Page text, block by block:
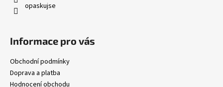
opaskujse
Informace pro vás
Obchodní podmínky
Doprava a platba
Hodnocení obchodu